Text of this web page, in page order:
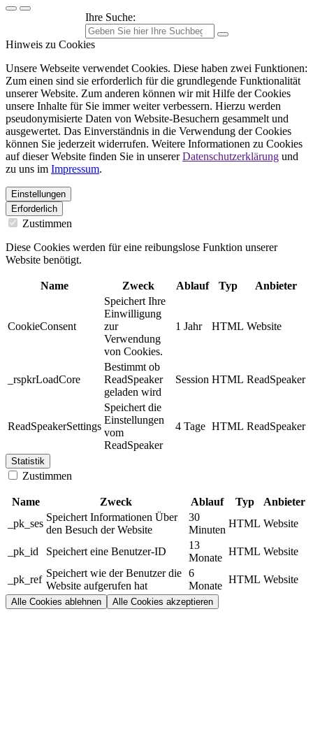
Ihre Suche:
Hinweis zu Cookies
Unsere Webseite verwendet Cookies. Diese haben zwei Funktionen:
Zum einen sind sie erforderlich für die grundlegende Funktionalität
unserer Website. Zum anderen können wir mit Hilfe der Cookies
unsere Inhalte für Sie immer weiter verbessern. Hierzu werden
pseudonymisierte Daten von Website-Besuchern gesammelt und
ausgewertet. Das Einverständnis in die Verwendung der Cookies
können Sie jederzeit widerrufen. Weitere Informationen zu Cookies
auf dieser Website finden Sie in unsererDatenschutzerklärung und
zu uns im Impressum.
Einstellungen
Erforderlich
Zustimmen
Diese Cookies werden für eine reibungslose Funktion unserer
Website benötigt.
Name Zweck Ablauf Typ Anbieter
CookieConsent
Speichert Ihre
Einwilligung
zur
Verwendung
von Cookies.
1 Jahr HTML Website
_rspkrLoadCore
Bestimmt ob
ReadSpeaker
geladen wird
Session HTML ReadSpeaker
ReadSpeakerSettings
Speichert die
Einstellungen
vom
ReadSpeaker
4 Tage HTML ReadSpeaker
Statistik
Zustimmen
Name Zweck Ablauf Typ
Anbieter
_pk_ses
Speichert Informationen Über
den Besuch der Website
30
Minuten
HTML Website
_pk_id Speichert eine Benutzer-ID
13
Monate
HTML Website
_pk_ref
Speichert wie der Benutzer die
Website aufgerufen hat
6
Monate
HTML Website
Alle Cookies ablehnen Alle Cookies akzeptieren